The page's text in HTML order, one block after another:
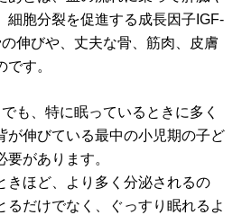
細胞分裂を促進する成長因子IGF-
伸びや、丈夫な骨、筋肉、皮膚
す。
も、特に眠っているときに多く
が伸びている最中の小児期の子ど
要があります。
きほど、より多く分泌されるの
るだけでなく、ぐっすり眠れるよ